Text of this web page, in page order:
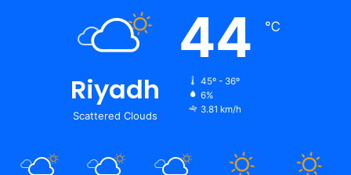
Riyadh
Scattered Clouds
44 ℃
45º - 36º
6%
3.81 km/h